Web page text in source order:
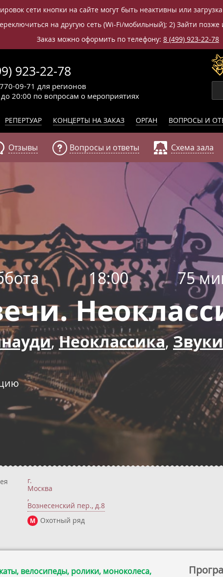
сети кнопки на сайте могут быть неактивны или
на другую сеть (Wi-Fi/мобильный); 2) Зайти позже
Заказ можно оформить по телефону: 8 (499) 923-22-78
923-22-78
20:00 по вопросам о мероприятиях
09-71 для регионов
РЕПЕРТУАР КОНЦЕРТЫ НА ЗАКАЗ ОРГАН ВОПРОСЫ И
Отзывы Вопросы и ответы Схема зала
18:00 75
,Неоклассика,
г.
Москва
,
Вознесенский пер., д.8
М Охотный ряд
велосипеды, ролики, моноколеса,